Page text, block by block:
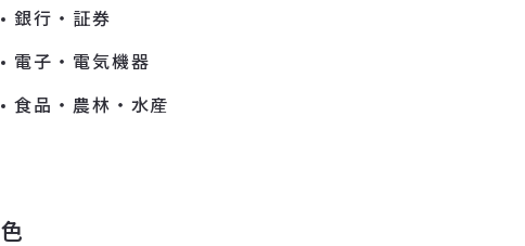
銀行・証券
電子・電気機器
食品・農林・水産
色